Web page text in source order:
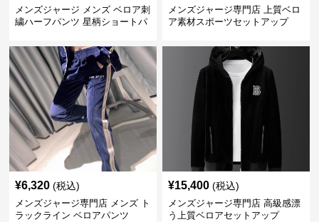
メンズジャージ メンズ ベロア刺
繍ハーフパンツ 星柄ショートパ
メンズジャージ専門店 上質ベロ
ア素材スポーツセットアップ
¥6,320 (税込)
メンズジャージ専門店 メンズ ト
ラックライン ベロアパンツ
¥15,400 (税込)
メンズジャージ専門店 高級感漂
う上質ベロアセットアップ